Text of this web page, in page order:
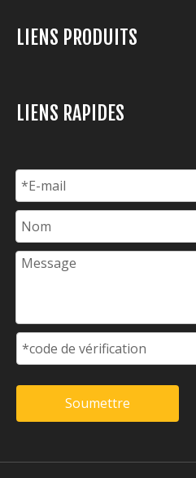
LIENS PRODUITS
LIENS RAPIDES
Soumettre